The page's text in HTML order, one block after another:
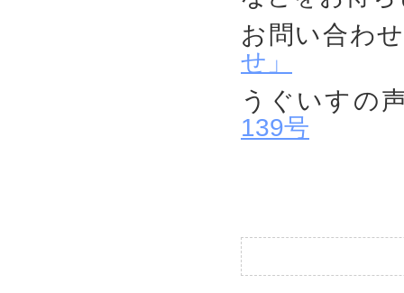
お問い合
せ」
うぐいす
139号